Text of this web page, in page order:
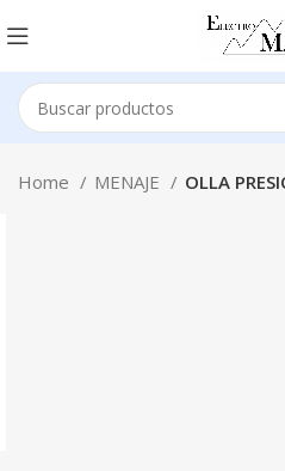
Home MENAJE OLLA